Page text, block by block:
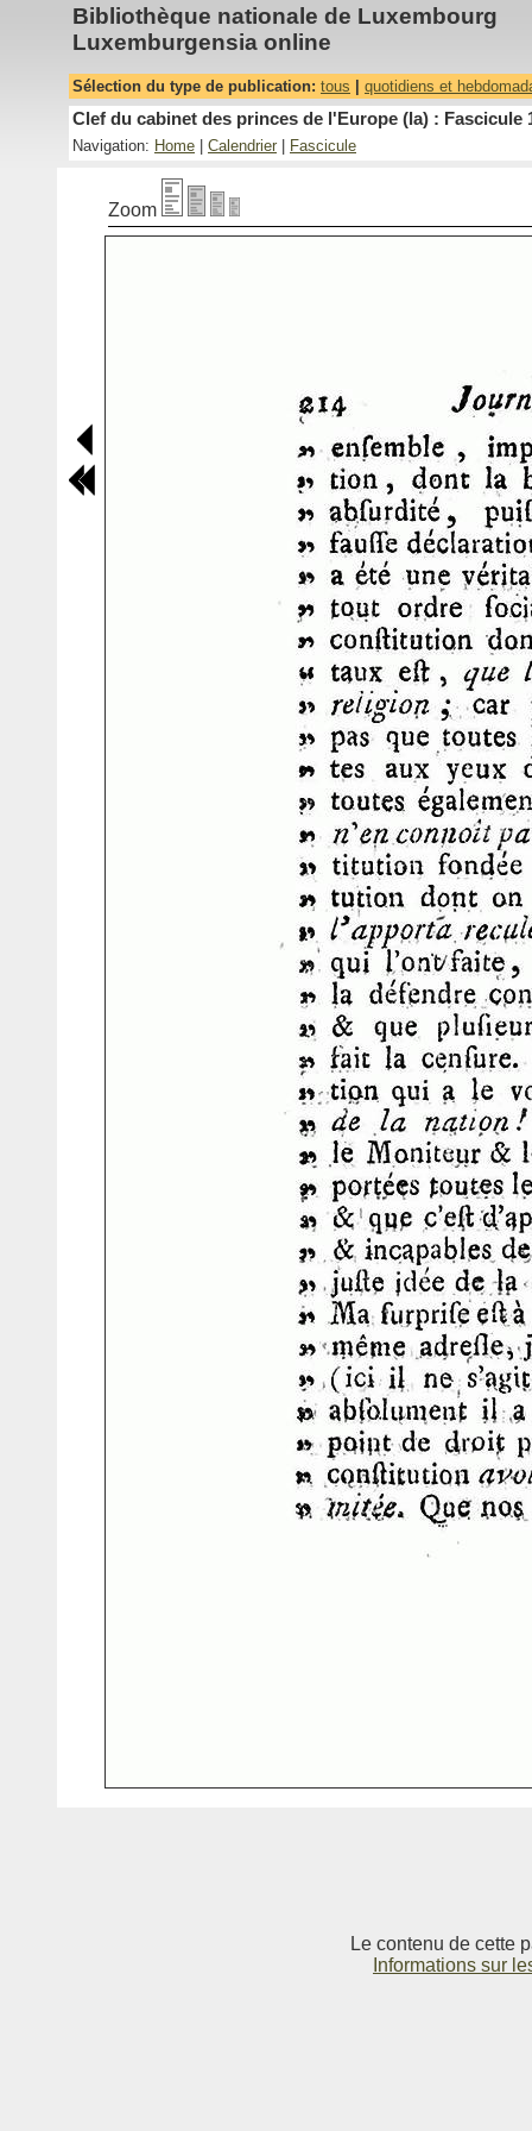
Bibliothèque nationale de Luxembourg
Luxemburgensia online
Sélection du type de publication: tous quotidiens et
Clef du cabinet des princes de l'Europe (la) : Fascicule
Navigation: Home Calendrier Fascicule
Zoom
Le contenu de cette
Informations sur